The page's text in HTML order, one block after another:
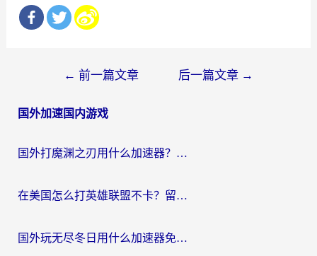
导
← 前一篇文章 后一篇文章 →
国外加速国内游戏
国外打魔渊之刃用什么加速器？2026海外玩家国服游戏加速全攻略（附闪耀暖暖&复苏的魔女避坑指南）
在美国怎么打英雄联盟不卡？留学生亲测的国服游戏加速全攻略
国外玩无尽冬日用什么加速器免费？海外党国服游戏加速避坑指南